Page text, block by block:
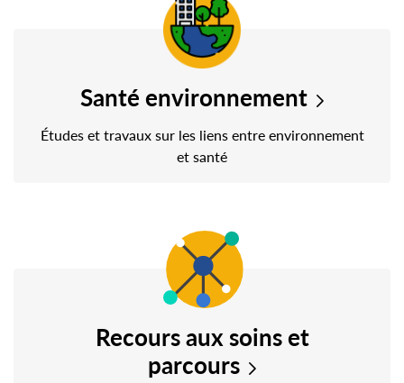
Santé environnement
Études et travaux sur les liens entre environnement
et santé
Recours aux soins et
parcours